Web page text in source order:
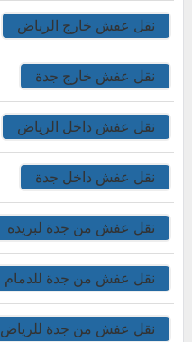
نقل عفش خارج الرياض
نقل عفش خارج جدة
نقل عفش داخل الرياض
نقل عفش داخل جدة
نقل عفش من جدة لبريده
نقل عفش من جدة للدمام
نقل عفش من جدة للرياض